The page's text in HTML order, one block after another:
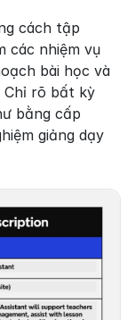
cách tập
các nhiệm vụ
bài học và
Chỉ rõ bất kỳ
bằng cấp
giảng dạy